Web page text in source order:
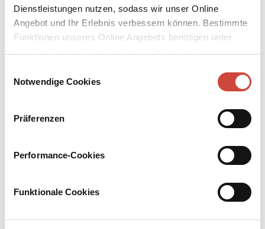
Dienstleistungen nutzen, sodass wir unser Online
Angebot und Ihr Erlebnis verbessern können. Bestimmte
Funktionen unseres Online Angebots benötigen unter
Notwendige Cookies
Präferenzen
Performance-Cookies
Funktionale Cookies
Download Bilddatei ↘
Nicht nur Gefällig-Harmloses lässt sich in edles Porzellan gießen,
sondern auch Deftig-Anzügliches in vollendeter Kunst. Allmen und
Liebhaber der expliziten erotischen Darstellung. Ein Fall, der sie
freiwillig. Ein erpresserischer Komplize hat sie in der Hand.